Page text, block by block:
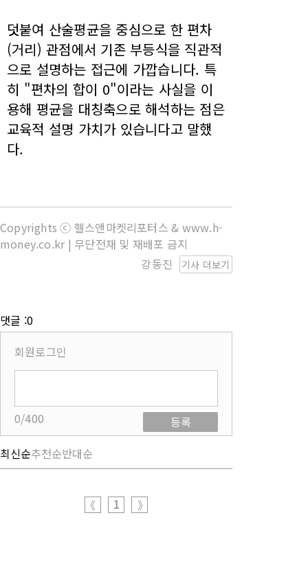
덧붙여 산술평균을 중심으로 한 편차
(거리) 관점에서 기존 부등식을 직관적
으로 설명하는 접근에 가깝습니다. 특
히 "편차의 합이 0"이라는 사실을 이
용해 평균을 대칭축으로 해석하는 점은
교육적 설명 가치가 있습니다고 말했
다.
Copyrights ⓒ 헬스앤마켓리포터스 & www.h-
money.co.kr | 무단전재 및 재배포 금지
기사 더보기
강동진
댓글 :0
회원로그인
0/400
등록
최신순추천순반대순
《 1 》